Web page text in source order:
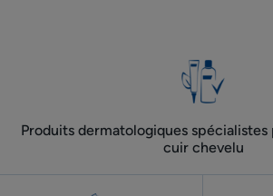
Produits dermatologiques
cuir chevelu